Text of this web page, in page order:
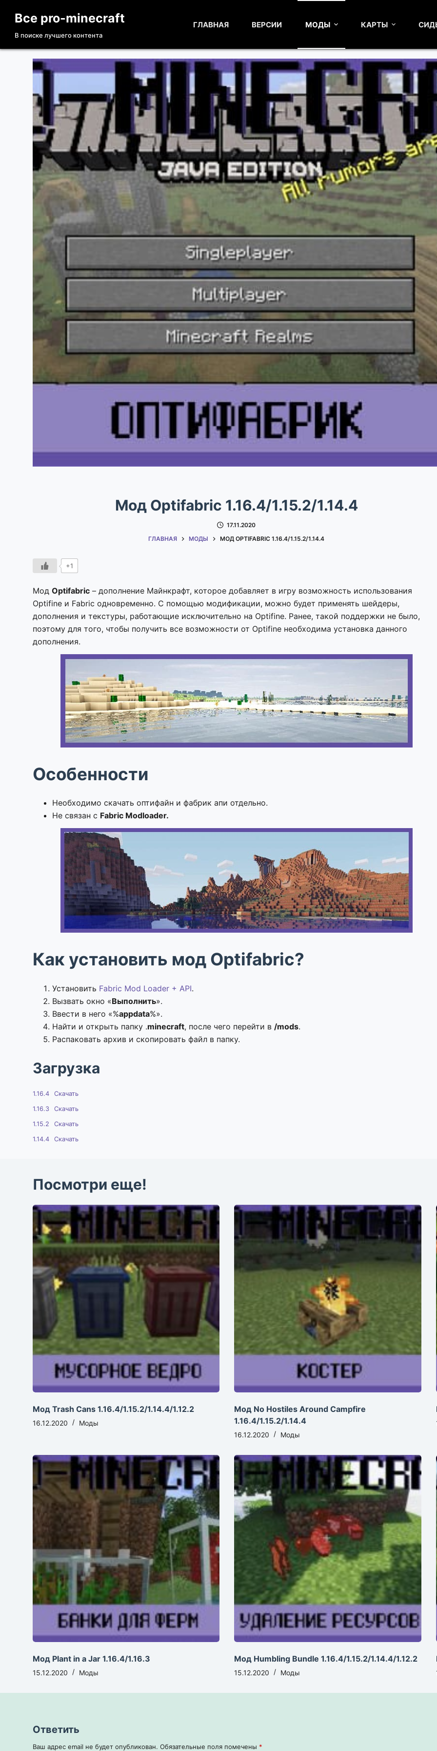
П
е
Все pro-minecraft
В поиске лучшего контента
ГЛАВНАЯ ВЕРСИИ МОДЫ КАРТЫ
Мод Optifabric 1.16.4/1.15.2/1.14.4
17.11.2020
ГЛАВНАЯ
МОДЫ МОД OPTIFABRIC 1.16.4/1.15.2/1.14.4
+1
МодOptifabric – дополнение Майнкрафт, которое добавляет в игру возможность использования
Optifine и Fabric одновременно. С помощью модификации, можно будет применять шейдеры,
дополнения и текстуры, работающие исключительно на Optifine. Ранее, такой поддержки не было,
поэтому для того, чтобы получить все возможности от Optifine необходима установка данного
дополнения.
Особенности
Необходимо скачать оптифайн и фабрик апи отдельно.
Не связан с Fabric Modloader.
Как установить мод Optifabric?
Установить Fabric Mod Loader + API.
Вызвать окно «Выполнить».
Ввести в него «%appdata%».
Найти и открыть папку .minecraft, после чего перейти в /mods.
Распаковать архив и скопировать файл в папку.
Загрузка
1.16.4 Скачать
1.16.3 Скачать
1.15.2 Скачать
1.14.4 Скачать
Посмотри еще!
Мод Trash Cans 1.16.4/1.15.2/1.14.4/1.12.2
16.12.2020 Моды
Мод No Hostiles Around Campfire
1.16.4/1.15.2/1.14.4
16.12.2020 Моды
Мод Plant in a Jar 1.16.4/1.16.3
15.12.2020 Моды
Мод Humbling Bundle 1.16.4/1.15.2/1.14.4/1.12.2
15.12.2020 Моды
Ответить
Ваш адрес email не будет опубликован. Обязательные поля помечены *